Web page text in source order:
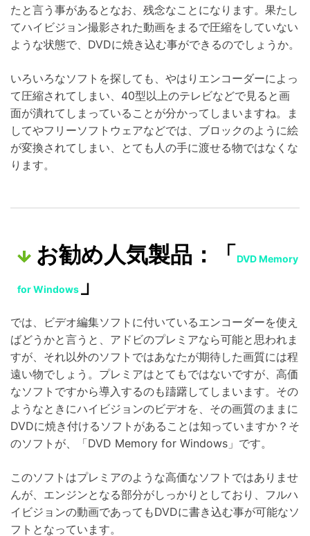
たと言う事があるとなお、残念なことになります。果たし
てハイビジョン撮影された動画をまるで圧縮をしていない
ような状態で、DVDに焼き込む事ができるのでしょうか。
いろいろなソフトを探しても、やはりエンコーダーによっ
て圧縮されてしまい、40型以上のテレビなどで見ると画
面が潰れてしまっていることが分かってしまいますね。ま
してやフリーソフトウェアなどでは、ブロックのように絵
が変換されてしまい、とても人の手に渡せる物ではなくな
ります。
お勧め人気製品：「DVD Memory
for Windows 」
では、ビデオ編集ソフトに付いているエンコーダーを使え
ばどうかと言うと、アドビのプレミアなら可能と思われま
すが、それ以外のソフトではあなたが期待した画質には程
遠い物でしょう。プレミアはとてもではないですが、高価
なソフトですから導入するのも躊躇してしまいます。その
ようなときにハイビジョンのビデオを、その画質のままに
DVDに焼き付けるソフトがあることは知っていますか？そ
のソフトが、「DVD Memory for Windows」です。
このソフトはプレミアのような高価なソフトではありませ
んが、エンジンとなる部分がしっかりとしており、フルハ
イビジョンの動画であってもDVDに書き込む事が可能なソ
フトとなっています。